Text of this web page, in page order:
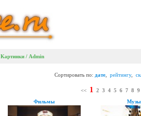
Картинки / Admin
Сортировать по: дате рейтингу,
<< 1 2 3 4 5 6 7 8 9
Фильмы